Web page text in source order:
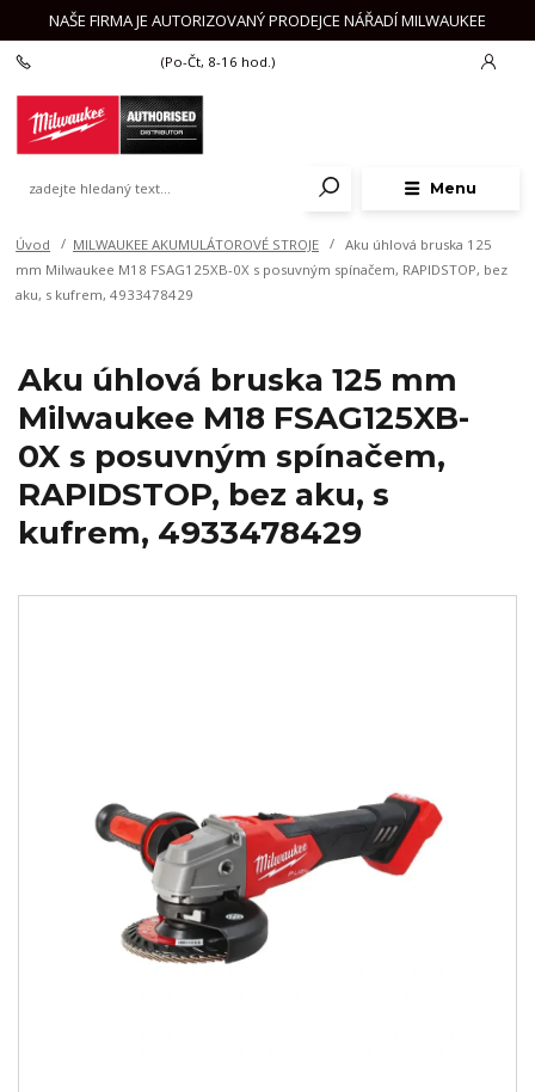
NAŠE FIRMA JE AUTORIZOVANÝ PRODEJCE NÁŘADÍ MILWAUKEE
Menu
(Po-Čt, 8-16 hod.)
Úvod MILWAUKEE AKUMULÁTOROVÉ STROJE
Aku úhlová bruska 125
mm Milwaukee M18 FSAG125XB-0X s posuvným spínačem, RAPIDSTOP, bez
aku, s kufrem, 4933478429
Aku úhlová bruska 125 mm
Milwaukee M18 FSAG125XB-
0X s posuvným spínačem,
RAPIDSTOP, bez aku, s
kufrem, 4933478429